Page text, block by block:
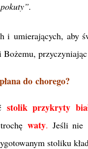
i umierających, aby
do chorego?
stolik przykryty
waty. Jeśli nie
stoliku